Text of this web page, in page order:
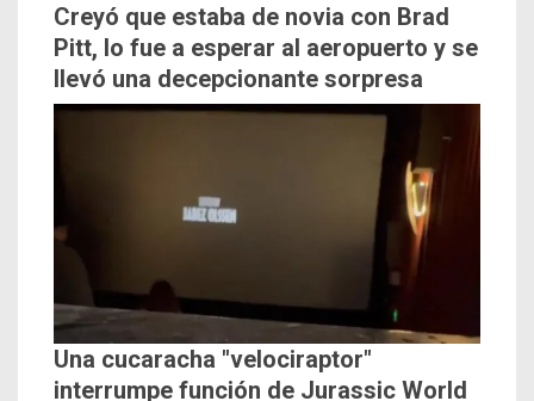
Creyó que estaba de novia con Brad
Pitt, lo fue a esperar al aeropuerto y se
llevó una decepcionante sorpresa
Una cucaracha "velociraptor"
interrumpe función de Jurassic World